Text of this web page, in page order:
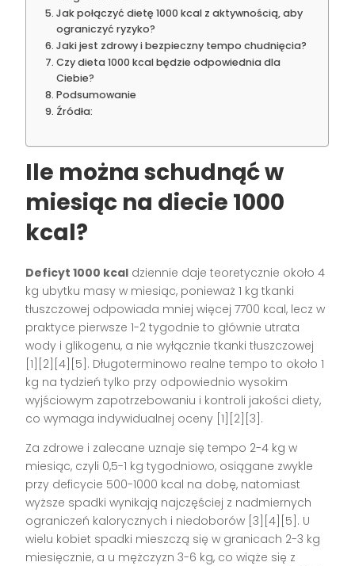
Jak połączyć dietę 1000 kcal z aktywnością, aby
ograniczyć ryzyko?
Jaki jest zdrowy i bezpieczny tempo chudnięcia?
Czy dieta 1000 kcal będzie odpowiednia dla
Ciebie?
Podsumowanie
Źródła:
Ile można schudnąć w
miesiąc na diecie 1000
kcal?
Deficyt 1000 kcal dziennie daje teoretycznie około 4
kg ubytku masy w miesiąc, ponieważ 1 kg tkanki
tłuszczowej odpowiada mniej więcej 7700 kcal, lecz w
praktyce pierwsze 1-2 tygodnie to głównie utrata
wody i glikogenu, a nie wyłącznie tkanki tłuszczowej
[1][2][4][5]. Długoterminowo realne tempo to około 1
kg na tydzień tylko przy odpowiednio wysokim
wyjściowym zapotrzebowaniu i kontroli jakości diety,
co wymaga indywidualnej oceny [1][2][3].
Za zdrowe i zalecane uznaje się tempo 2-4 kg w
miesiąc, czyli 0,5-1 kg tygodniowo, osiągane zwykle
przy deficycie 500-1000 kcal na dobę, natomiast
wyższe spadki wynikają najczęściej z nadmiernych
ograniczeń kalorycznych i niedoborów [3][4][5]. U
wielu kobiet spadki mieszczą się w granicach 2-3 kg
miesięcznie, a u mężczyzn 3-6 kg, co wiąże się z